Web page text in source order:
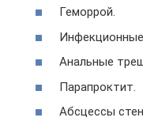
Геморрой.
Анальные
Парапроктит.
Абсцессы